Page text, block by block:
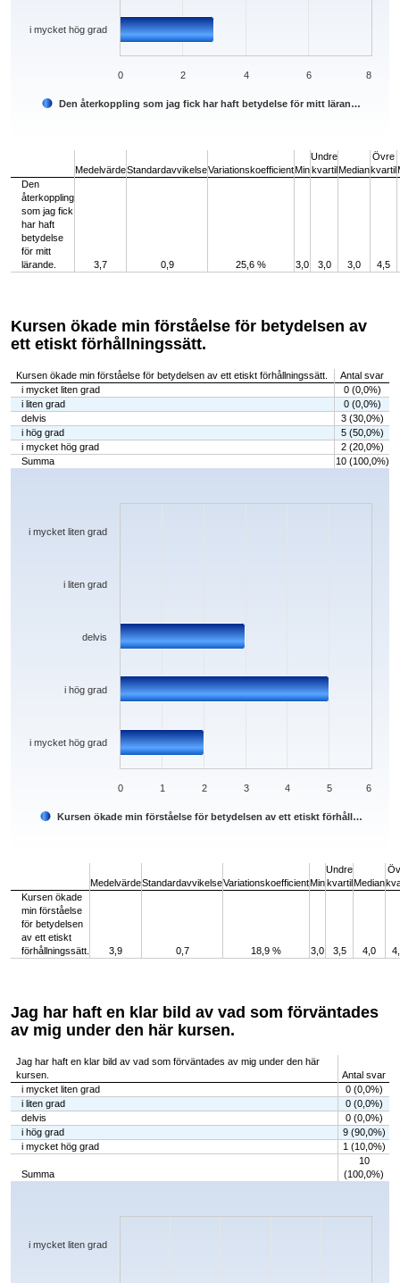
Den återkoppling som jag fick har haft betydelse för mitt läran…
i mycket hög grad
0 2 4 6 8
MedelvärdeStandardavvikelseVariationskoefficientMin
Undre
kvartilMedian
Övre
kvartil
Den
återkoppling
som jag fick
har haft
betydelse
för mitt
lärande.
3,7 0,9 25,6 % 3,0 3,0 3,0 4,5
Kursen ökade min förståelse för betydelsen av
ett etiskt förhållningssätt.
Kursen ökade min förståelse för betydelsen av ett etiskt förhållningssätt.
Antal svar
i mycket liten grad
0 (0,0%)
i liten grad
0 (0,0%)
delvis
3 (30,0%)
i hög grad
5 (50,0%)
i mycket hög grad
2 (20,0%)
Summa
10 (100,0%)
Chart
The chart has 1 X axis displaying categories.
Kursen ökade min förståelse för betydelsen av ett etiskt förhåll…
i mycket hög grad
i hög grad
delvis
i liten grad
i mycket liten grad
0 1 2 3 4 5 6
MedelvärdeStandardavvikelseVariationskoefficientMin
Undre
kvartilMedian
Kursen ökade
min förståelse
för betydelsen
av ett etiskt
förhållningssätt.
3,9 0,7 18,9 % 3,0 3,5 4,0
Jag har haft en klar bild av vad som förväntades
av mig under den här kursen.
Jag har haft en klar bild av vad som förväntades av mig under den här
kursen.
Antal svar
i mycket liten grad
0 (0,0%)
i liten grad
0 (0,0%)
delvis
0 (0,0%)
i hög grad
9 (90,0%)
i mycket hög grad
1 (10,0%)
Summa
10
(100,0%)
Chart
The chart has 1 X axis displaying categories.
i mycket liten grad